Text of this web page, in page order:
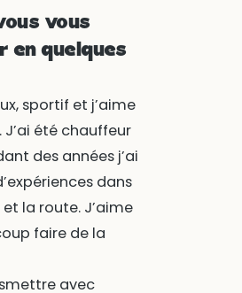
vous
en quelques
sportif et j’aime
été chauffeur
des années j’ai
dans
la route. J’aime
faire de la
avec